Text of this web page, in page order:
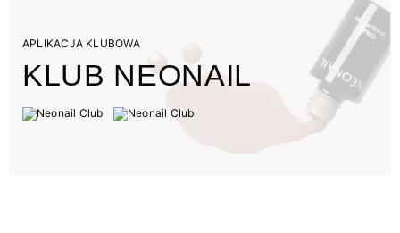
APLIKACJA KLUBOWA
KLUB NEONAIL